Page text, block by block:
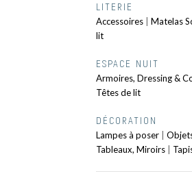
LITERIE
Accessoires| Matelas
lit
ESPACE NUIT
Armoires, Dressing &
Têtes de lit
DÉCORATION
Lampes à poser|
Tableaux, Miroirs|